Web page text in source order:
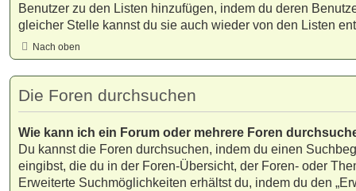
Benutzer zu den Listen hinzufügen, indem du deren
gleicher Stelle kannst du sie auch wieder von den Listen
Nach oben
Die Foren durchsuchen
Wie kann ich ein Forum oder mehrere Foren
Du kannst die Foren durchsuchen, indem du einen
eingibst, die du in der Foren-Übersicht, der Foren- oder
Erweiterte Suchmöglichkeiten erhältst du, indem du den